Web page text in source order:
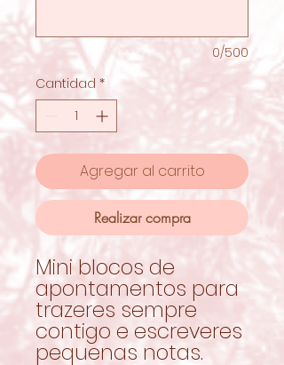
0/500
Cantidad *
Agregar al carrito
Realizar compra
Mini blocos de
apontamentos para
trazeres sempre
contigo e escreveres
pequenas notas.